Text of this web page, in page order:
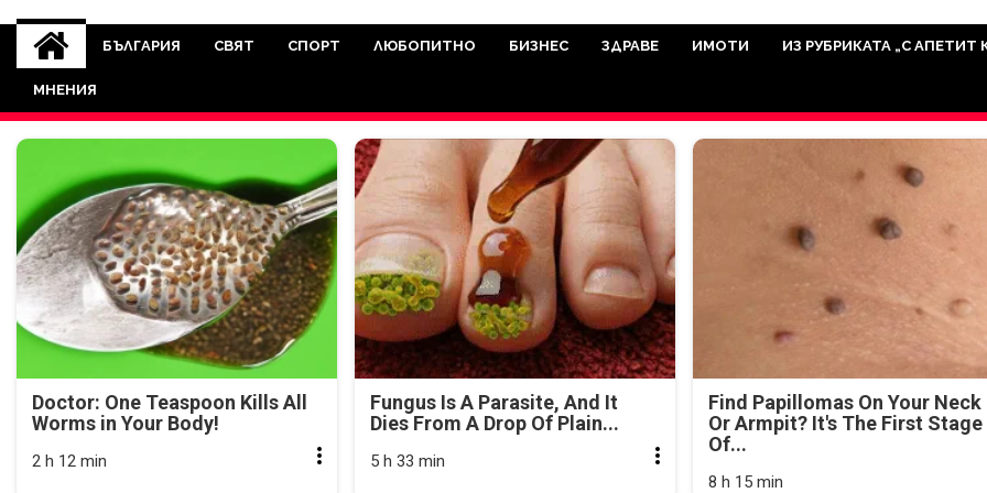
novinite-dnesbg.eu
Novinite-dnesbg.eu е медия, която има мисията да отразява всичко
Света. Новините, които се публикуват на нашия сайт са от
между медията и читателската аудитория, затова държим на
БЪЛГАРИЯ СВЯТ СПОРТ ЛЮБОПИТНО БИЗНЕС ЗДРАВЕ ИМОТИ ИЗ РУБРИКАТА „С АПЕТИТ
МНЕНИЯ
Doctor: One Teaspoon Kills All
Worms in Your Body!
2 h 12 min
Fungus Is A Parasite, And It
Dies From A Drop Of Plain...
5 h 33 min
Find Papillomas On Your Neck
Or Armpit? It's The First Stage
Of...
8 h 15 min